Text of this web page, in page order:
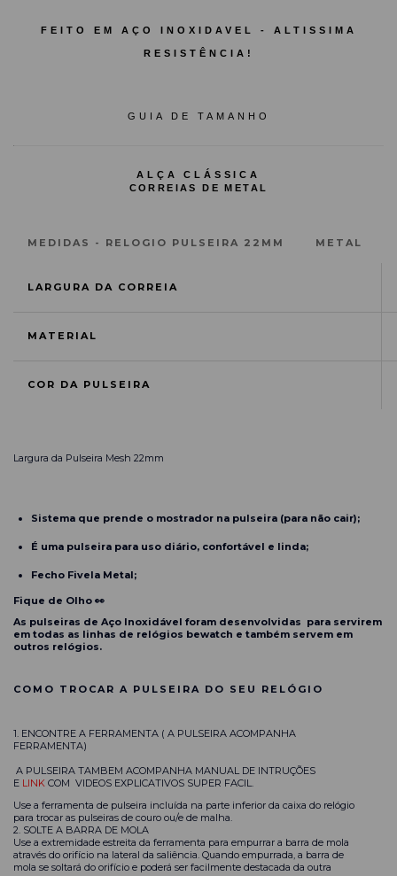
FEITO EM AÇO INOXIDAVEL - ALTISSIMA
RESISTÊNCIA!
GUIA DE TAMANHO
ALÇA CLÁSSICA
CORREIAS DE METAL
MEDIDAS - RELOGIO PULSEIRA 22MM METAL
LARGURA DA CORREIA
MATERIAL
COR DA PULSEIRA
Largura da Pulseira Mesh 22mm
Sistema que prende o mostrador na pulseira (para não cair);
É uma pulseira para uso diário, confortável e linda;
Fecho Fivela Metal;
Fique de Olho 👀
As pulseiras de Aço Inoxidável foram desenvolvidas para servirem
em todas as linhas de relógios bewatch e também servem em
outros relógios.
COMO TROCAR A PULSEIRA DO SEU RELÓGIO
1. ENCONTRE A FERRAMENTA ( A PULSEIRA ACOMPANHA
FERRAMENTA)
A PULSEIRA TAMBEM ACOMPANHA MANUAL DE INTRUÇÕES
E LINK COM VIDEOS EXPLICATIVOS SUPER FACIL.
Use a ferramenta de pulseira incluída na parte inferior da caixa do relógio
para trocar as pulseiras de couro ou/e de malha.
2. SOLTE A BARRA DE MOLA
Use a extremidade estreita da ferramenta para empurrar a barra de mola
através do orifício na lateral da saliência. Quando empurrada, a barra de
mola se soltará do orifício e poderá ser facilmente destacada da outra